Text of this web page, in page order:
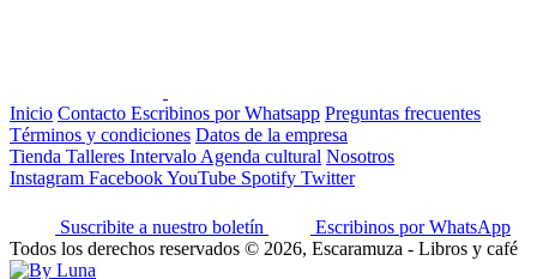
Inicio Contacto Escribinos por Whatsapp Preguntas frecuentes
Términos y condiciones Datos de la empresa
Tienda Talleres Intervalo Agenda cultural Nosotros
Instagram FacebookYouTube Spotify Twitter
Suscribite a nuestro boletín
Escribinos por WhatsApp
Todos los derechos reservados © 2026, Escaramuza - Libros y café